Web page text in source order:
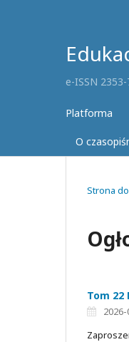
e-ISSN
Platforma
O
Strona
Tom